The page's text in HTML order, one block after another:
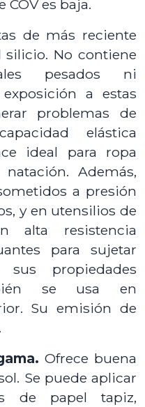
es baja.
de más reciente
No contiene
pesados ni
a estas
problemas de
elástica
ideal para ropa
Además,
a presión
y en utensilios de
alta resistencia
para sujetar
propiedades
se usa en
Su emisión de
Ofrece buena
Se puede aplicar
de papel tapiz,